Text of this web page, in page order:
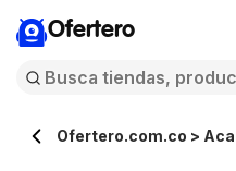
Ofertero
Ofertero.com.co >